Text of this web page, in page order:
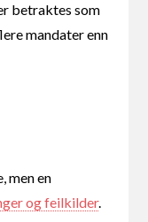
betraktes som
mandater enn
men en
og feilkilder.